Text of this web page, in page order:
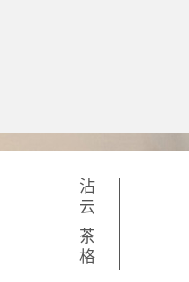
沾云 茶格